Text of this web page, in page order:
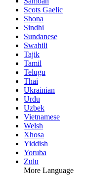
Scots Gaelic
Shona
Sindhi
Sundanese
Swahili
Tajik
Tamil
Telugu
Thai
Ukrainian
Urdu
Uzbek
Vietnamese
Welsh
Xhosa
Yiddish
Yoruba
Zulu
More Language